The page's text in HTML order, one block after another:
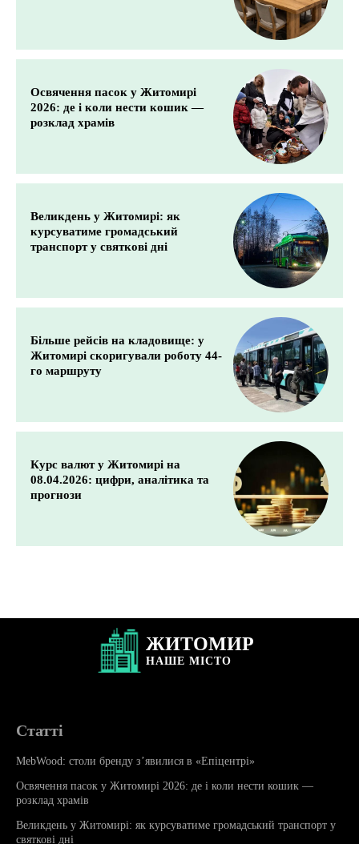
Освячення пасок у Житомирі
2026: де і коли нести кошик —
розклад храмів
Великдень у Житомирі: як
курсуватиме громадський
транспорт у святкові дні
Більше рейсів на кладовище: у
Житомирі скоригували роботу 44-
го маршруту
Курс валют у Житомирі на
08.04.2026: цифри, аналітика та
прогнози
ЖИТОМИР
НАШЕ МІСТО
Статті
MebWood: столи бренду з’явилися в «Епіцентрі»
Освячення пасок у Житомирі 2026: де і коли нести кошик —
розклад храмів
Великдень у Житомирі: як курсуватиме громадський транспорт у
святкові дні